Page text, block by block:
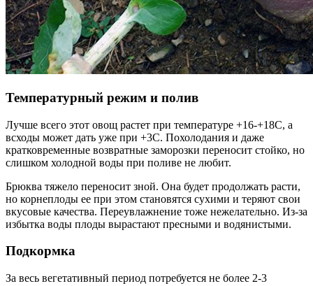
Температурный режим и полив
Лучше всего этот овощ растет при температуре +16-+18С, а
всходы может дать уже при +3С. Похолодания и даже
кратковременные возвратные заморозки переносит стойко, но
слишком холодной воды при поливе не любит.
Брюква тяжело переносит зной. Она будет продолжать расти,
но корнеплоды ее при этом становятся сухими и теряют свои
вкусовые качества. Переувлажнение тоже нежелательно. Из-за
избытка воды плоды вырастают пресными и водянистыми.
Подкормка
За весь вегетативный период потребуется не более 2-3